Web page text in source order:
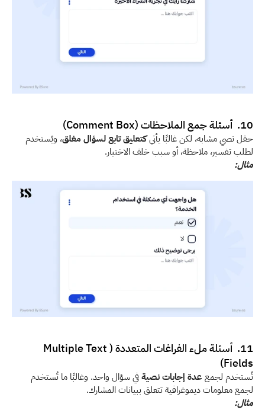
10.  أسئلة جمع الملاحظات (Comment Box)
حقل نصي مشابه، لكن غالبًا يأتي كتعليق تابع لسؤال مغلق
لطلب تفسير، ملاحظة، أو سبب خلف الاختيار.
مثال:
11.  أسئلة ملء الفراغات المتعددة (Multiple Text
Fields)
تُستخدم لجمع عدة إجابات نصية
لجمع معلومات ديموغرافية تتعلق ببيانات المشارك.
مثال: